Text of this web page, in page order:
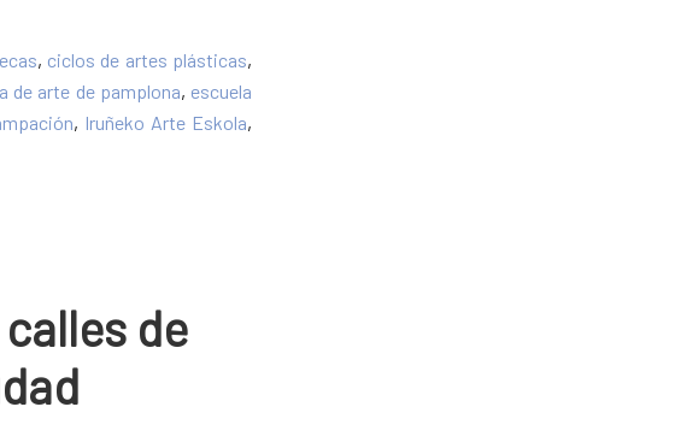
, ciclos de artes plásticas,
de arte de pamplona, escuela
, Iruñeko Arte Eskola,
de